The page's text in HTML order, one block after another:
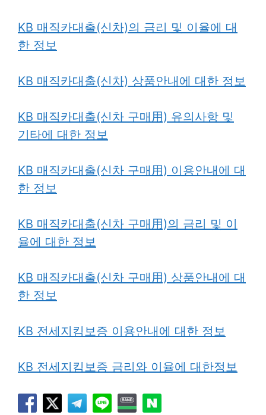
KB 매직카대출(신차)의 금리 및 이율에 대
한 정보
KB 매직카대출(신차) 상품안내에 대한 정보
KB 매직카대출(신차 구매用) 유의사항 및
기타에 대한 정보
KB 매직카대출(신차 구매用) 이용안내에 대
한 정보
KB 매직카대출(신차 구매用)의 금리 및 이
율에 대한 정보
KB 매직카대출(신차 구매用) 상품안내에 대
한 정보
KB 전세지킴보증 이용안내에 대한 정보
KB 전세지킴보증 금리와 이율에 대한정보